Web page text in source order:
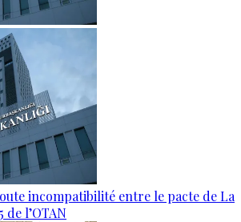
incompatibilité entre le pacte de La
l’OTAN